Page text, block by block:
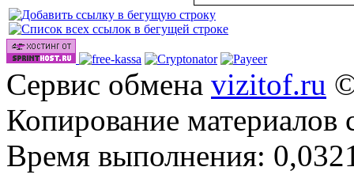
Сервис обмена vizitof.ru
Копирование материалов
Время выполнения: